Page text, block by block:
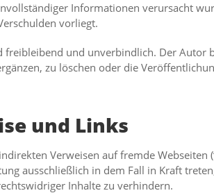
Informationen verursacht
vorliegt.
freibleibend und unverbindlich. Der Autor
zu löschen oder die
und Links
Verweisen auf fremde Webseiten
ausschließlich in dem Fall in Kraft
Inhalte zu verhindern.